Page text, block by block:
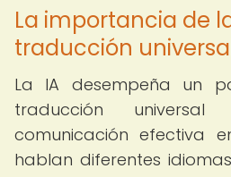
La importancia de
traducción
La IA desempeña un
traducción
comunicación efectiva
hablan diferentes